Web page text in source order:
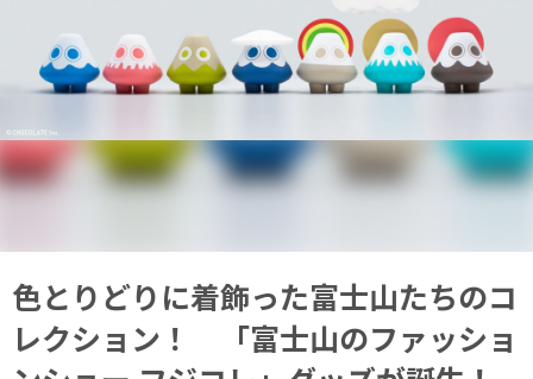
色とりどりに着飾った富士山たちのコ
レクション！ 「富士山のファッショ